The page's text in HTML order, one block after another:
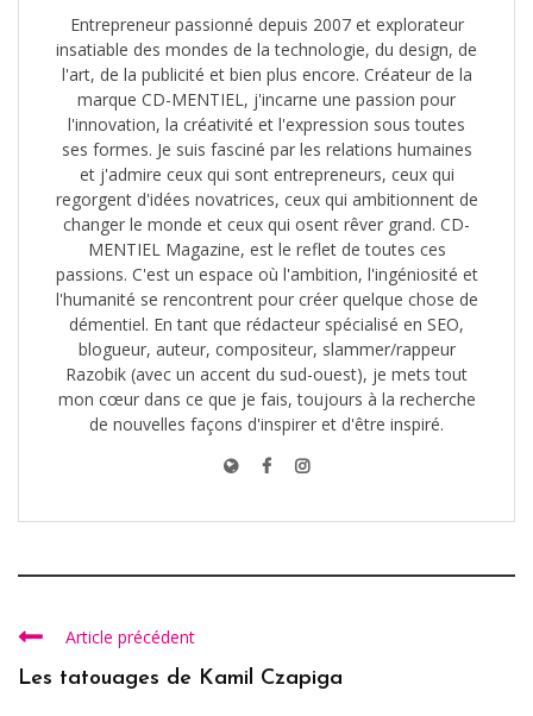
Entrepreneur passionné depuis 2007 et explorateur
insatiable des mondes de la technologie, du design, de
l'art, de la publicité et bien plus encore. Créateur de la
marque CD-MENTIEL, j'incarne une passion pour
l'innovation, la créativité et l'expression sous toutes
ses formes. Je suis fasciné par les relations humaines
et j'admire ceux qui sont entrepreneurs, ceux qui
regorgent d'idées novatrices, ceux qui ambitionnent de
changer le monde et ceux qui osent rêver grand. CD-
MENTIEL Magazine, est le reflet de toutes ces
passions. C'est un espace où l'ambition, l'ingéniosité et
l'humanité se rencontrent pour créer quelque chose de
démentiel. En tant que rédacteur spécialisé en SEO,
blogueur, auteur, compositeur, slammer/rappeur
Razobik (avec un accent du sud-ouest), je mets tout
mon cœur dans ce que je fais, toujours à la recherche
de nouvelles façons d'inspirer et d'être inspiré.
Article précédent
Les tatouages de Kamil Czapiga